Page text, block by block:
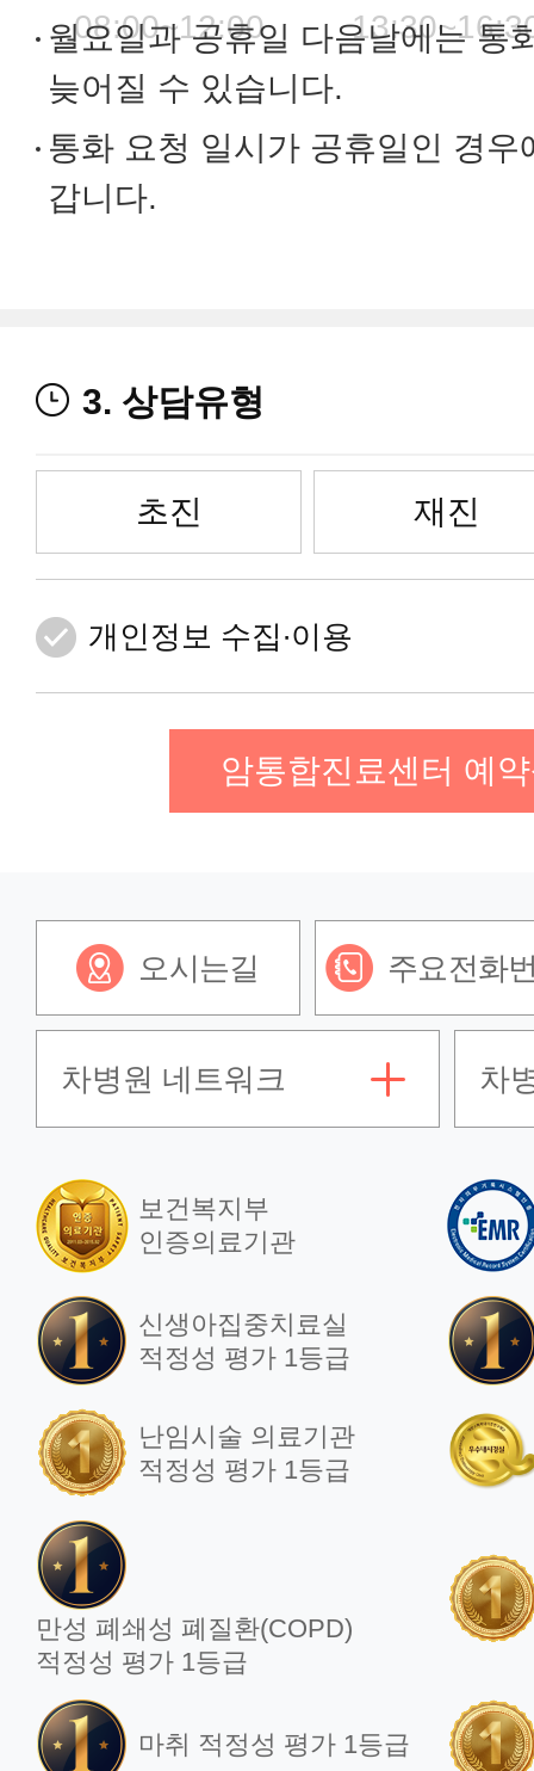
08:00~12:00
월요일과 공휴일 다음날에는 통
늦어질 수 있습니다.
통화 요청 일시가 공휴일인 경
갑니다.
3. 상담유형
초진 재진
개인정보 수집∙이용
암통합진료센터 예
오시는길 주요전화
차병원 네트워크 차
보건복지부
인증의료기관
신생아집중치료실
적정성 평가 1등급
난임시술 의료기관
적정성 평가 1등급
만성 폐쇄성 폐질환(COPD)
적정성 평가 1등급
마취 적정성 평가 1등급